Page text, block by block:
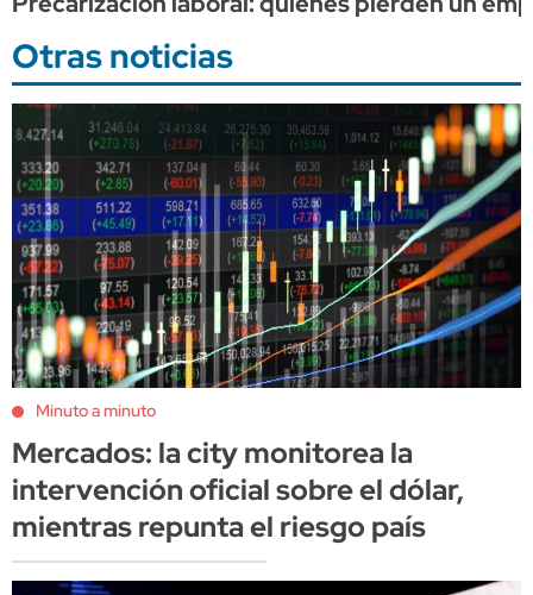
Otras noticias
Minuto a minuto
Mercados: la city monitorea la
intervención oficial sobre el dólar,
mientras repunta el riesgo país